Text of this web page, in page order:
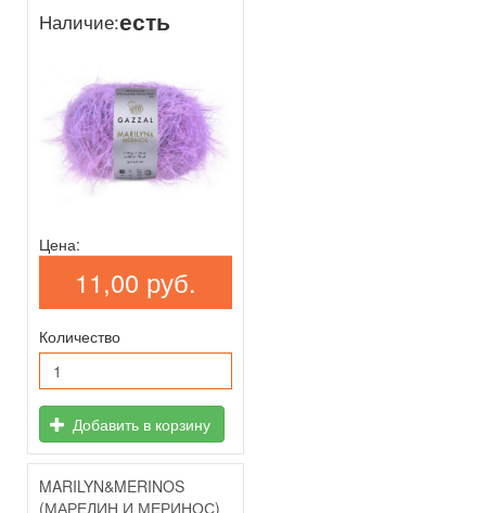
Наличие:есть
Цена:
11,00 руб.
Количество
Добавить в корзину
MARILYN&MERINOS
(МАРЕЛИН И МЕРИНОС)